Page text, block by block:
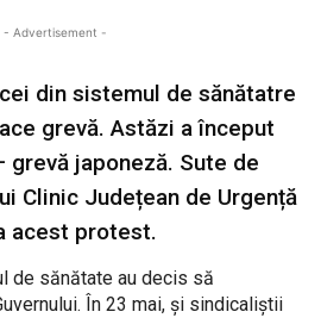
- Advertisement -
din sistemul de sănătatre
grevă. Astăzi a început
japoneză. Sute de
Clinic Județean de Urgență
acest protest.
de sănătate au decis să
În 23 mai, și sindicaliștii